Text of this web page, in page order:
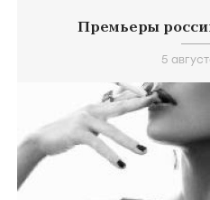
Премьеры
5